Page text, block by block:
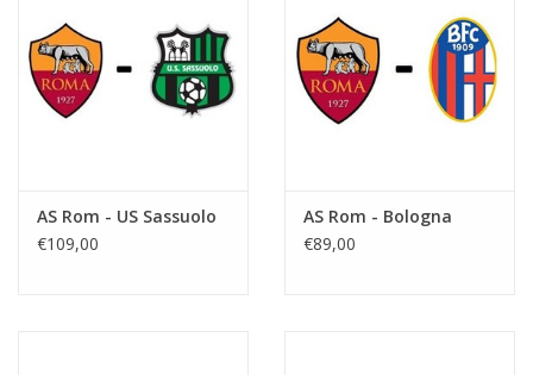
AS Rom - US Sassuolo
€109,00
AS Rom - Bologna
€89,00